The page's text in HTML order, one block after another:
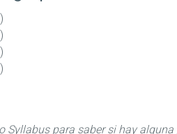
Syllabus para saber si hay